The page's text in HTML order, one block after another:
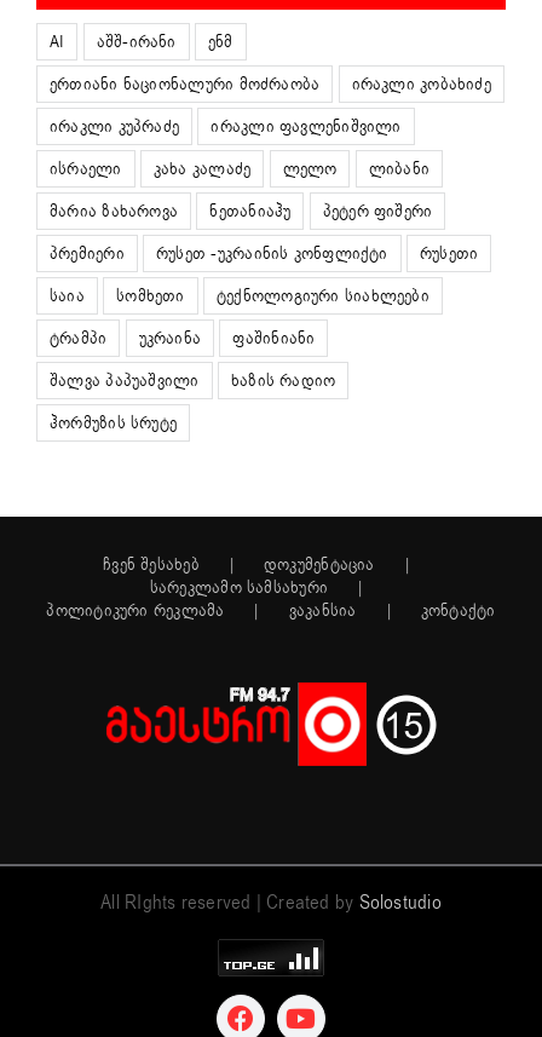
AI აშშ-ირანი
ენმ
ერთიანი ნაციონალური მოძრაობა
ირაკლი კობახიძე
ირაკლი კუპრაძე
ირაკლი ფავლენიშვილი
ისრაელი
კახა კალაძე ლელო
ლიბანი
მარია ზახაროვა
ნეთანიაჰუ
პეტერ ფიშერი
პრემიერი
რუსეთ -უკრაინის კონფლიქტი
რუსეთი
საია
სომხეთი
ტექნოლოგიური სიახლეები
ტრამპი
უკრაინა
ფაშინიანი
შალვა პაპუაშვილი
ხაზის რადიო
ჰორმუზის სრუტე
ჩვენ შესახებ
დოკუმენტაცია
სარეკლამო სამსახური
პოლიტიკური რეკლამა
ვაკანსია კონტაქტი
All RIghts reserved | Created by Solostudio
FacebookYouTube